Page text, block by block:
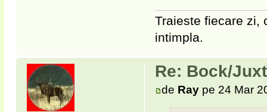
Traieste fiecare zi,
intimpla.
Re: Bock/
de Ray pe 24 Mar